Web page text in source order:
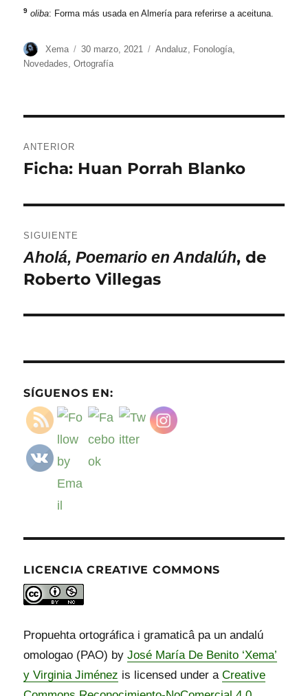
9 oliba: Forma más usada en Almería para referirse a aceituna.
Autor
Xema
Publicado
el
30 marzo, 2021 Categorías
Andaluz Fonología
Novedades ,Ortografía
de
entradas
ANTERIOR
Entrada
Ficha: Huan Porrah Blanko
SIGUIENTE
Entrada
siguiente:
Aholá, Poemario en Andalúh, de
Roberto Villegas
SÍGUENOS EN:
LICENCIA CREATIVE COMMONS
Propuehta ortográfica i gramaticâ pa un andalú
omologao (PAO) byJosé María De Benito ‘Xema’
y Virginia Jiménez is licensed under aCreative